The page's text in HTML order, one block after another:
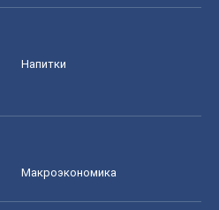
Напитки
Mакроэкономика